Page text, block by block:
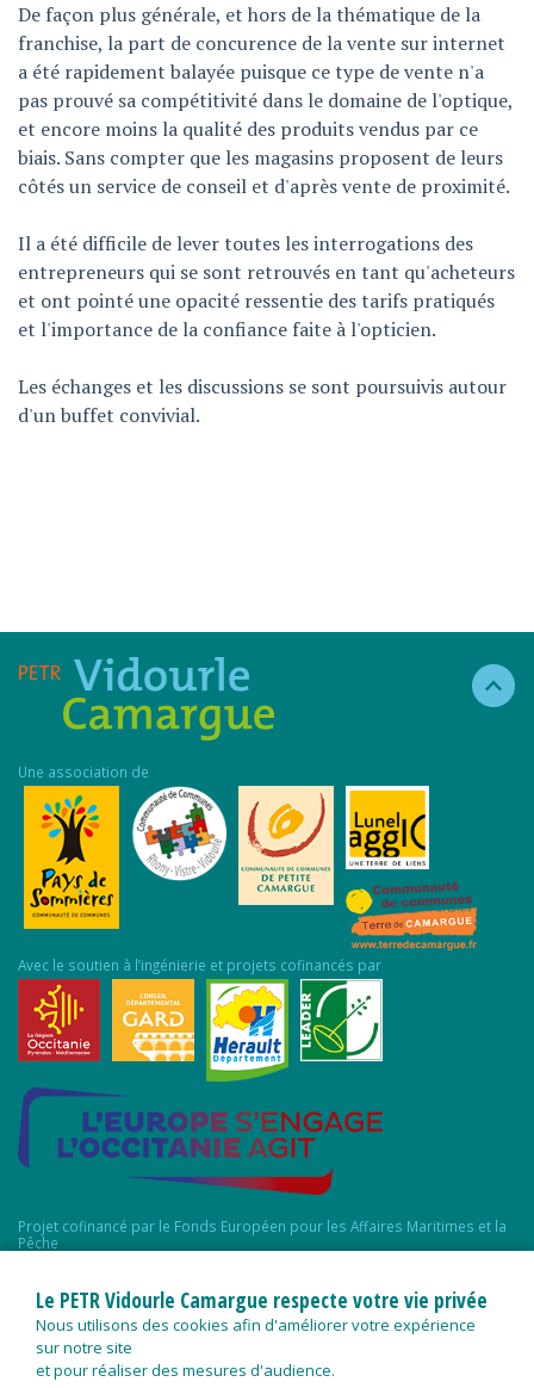
De façon plus générale, et hors de la thématique de la
franchise, la part de concurence de la vente sur internet
a été rapidement balayée puisque ce type de vente n'a
pas prouvé sa compétitivité dans le domaine de l'optique,
et encore moins la qualité des produits vendus par ce
biais. Sans compter que les magasins proposent de leurs
côtés un service de conseil et d'après vente de proximité.
Il a été difficile de lever toutes les interrogations des
entrepreneurs qui se sont retrouvés en tant qu'acheteurs
et ont pointé une opacité ressentie des tarifs pratiqués
et l'importance de la confiance faite à l'opticien.
Les échanges et les discussions se sont poursuivis autour
d'un buffet convivial.
Une association de
Avec le soutien à l’ingénierie et projets cofinancés par
Projet cofinancé par le Fonds Européen pour les Affaires Maritimes et la
Pêche
Le PETR Vidourle Camargue respecte votre vie privée
Nous utilisons des cookies afin d'améliorer votre expérience
sur notre site
et pour réaliser des mesures d'audience.